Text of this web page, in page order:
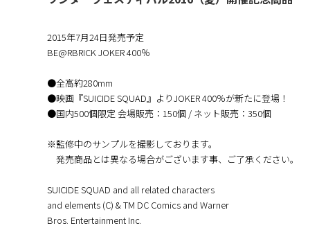
2015年7月24日発売予定
BE@RBRICK JOKER 400％
●全高約280mm
●映画『SUICIDE SQUAD』よりJOKER 400％が新たに登場！
●国内500個限定 会場販売：150個 / ネット販売：350個
※監修中のサンプルを撮影しております。
発売商品とは異なる場合がございます事、ご了承ください。
SUICIDE SQUAD and all related characters
and elements (C) & TM DC Comics and Warner
Bros. Entertainment Inc.